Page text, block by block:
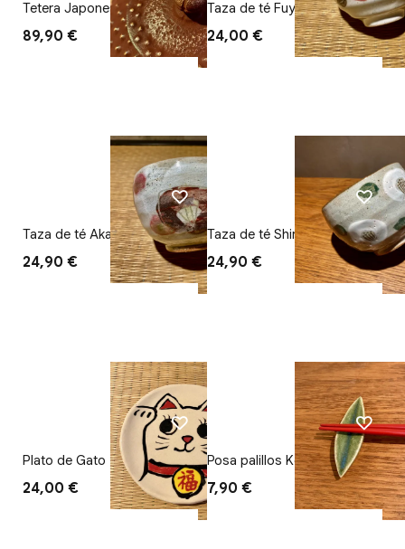
Tetera Japonesa de Hierro –
Marrón (Nambu Tetsubin)
89,90 €
Taza de té Fuyu Tusbaki
24,00 €
Taza de té Aka Tsubaki
24,90 €
Taza de té Shiro Tsubaki
24,90 €
Plato de Gato
24,00 €
Posa palillos Konoha
7,90 €